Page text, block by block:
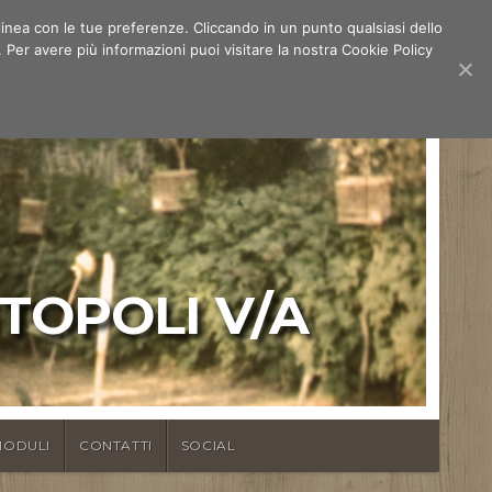
V/A
CONTATTI SOCIAL
con le tue preferenze. Cliccando in un punto qualsiasi dello
avere più informazioni puoi visitare la nostra Cookie Policy